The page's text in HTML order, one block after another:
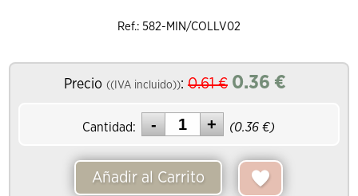
Ref.: 582-MIN/COLLV02
Precio ((IVA incluido)): 0.61€ 0.36 €
Cantidad: (0.36 €)
Añadir al Carrito